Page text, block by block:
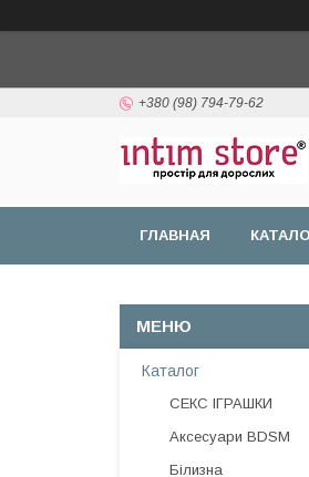
+380 (98) 794-79-62
ГЛАВНАЯ
Каталог
СЕКС ІГРАШКИ
Аксесуари BDSM
Білизна